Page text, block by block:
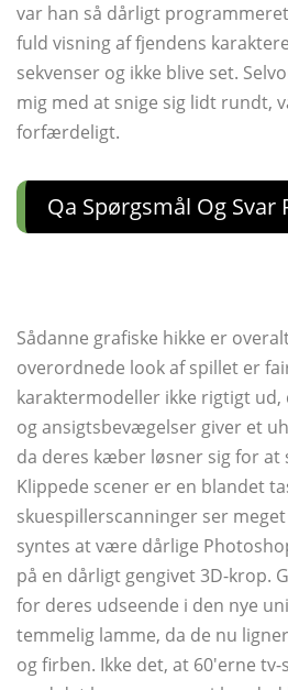
var han så dårligt
fuld visning af fjendens
sekvenser og ikke blive set.
mig med at snige sig lidt rundt,
forfærdeligt.
Qa Spørgsmål Og Svar
Sådanne grafiske hikke er
overordnede look af spillet er
karaktermodeller ikke rigtigt
og ansigtsbevægelser giver et
da deres kæber løsner sig for at
Klippede scener er en blandet
skuespillerscanninger ser
syntes at være dårlige
på en dårligt gengivet 3D-krop.
for deres udseende i den nye
temmelig lamme, da de nu
og firben. Ikke det, at 60'erne